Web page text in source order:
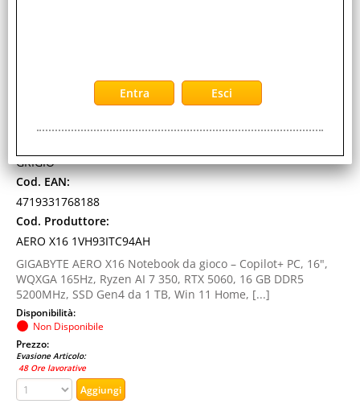
GRIGIO
Cod. EAN:
4719331768188
Cod. Produttore:
AERO X16 1VH93ITC94AH
GIGABYTE AERO X16 Notebook da gioco – Copilot+ PC, 16",
WQXGA 165Hz, Ryzen AI 7 350, RTX 5060, 16 GB DDR5
5200MHz, SSD Gen4 da 1 TB, Win 11 Home, [...]
Disponibilità:
Non Disponibile
Prezzo:
Evasione Articolo:
48 Ore lavorative